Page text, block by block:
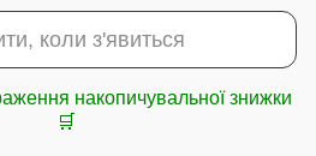
коли з'явиться
накопичувальної знижки
🛒